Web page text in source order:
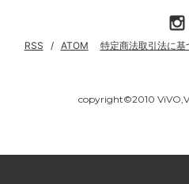
RSS / ATOM 特定商法取引法に基
copyright©2010